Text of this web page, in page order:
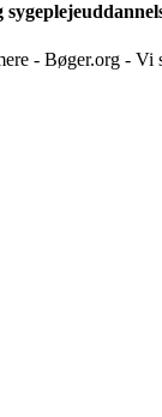
- Bøger.org - Vi